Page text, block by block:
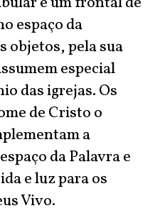
espaço da
objetos, pela sua
especial
das igrejas. Os
de Cristo o
a
da Palavra e
e luz para os
Vivo.